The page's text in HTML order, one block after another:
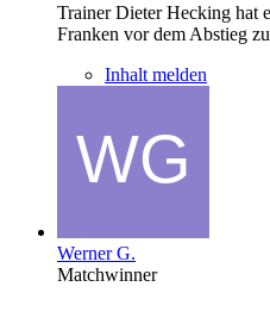
Trainer Dieter Hecking hat
Franken vor dem Abstieg
Inhalt melden
Werner G.
Matchwinner